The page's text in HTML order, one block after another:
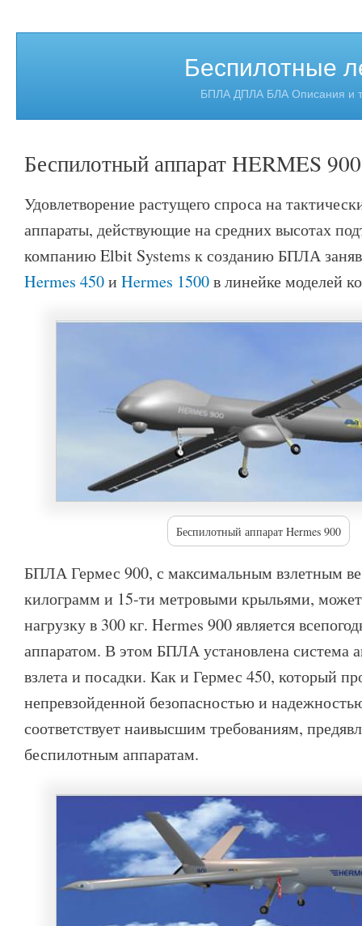
Беспилотные
БПЛА ДПЛА БЛА Описания и
Беспилотный аппарат HERMES 900
Удовлетворение растущего спроса на
аппараты, действующие на средних высотах
компанию Elbit Systems к созданию БПЛА
Hermes 450и Hermes 1500в линейке моделей
Беспилотный аппарат Hermes 900
БПЛА Гермес 900, с максимальным взлетным
килограмм и 15-ти метровыми крыльями,
нагрузку в 300 кг. Hermes 900 является
аппаратом. В этом БПЛА установлена система
взлета и посадки. Как и Гермес 450, который
непревзойденной безопасностью и
соответствует наивысшим требованиям,
беспилотным аппаратам.